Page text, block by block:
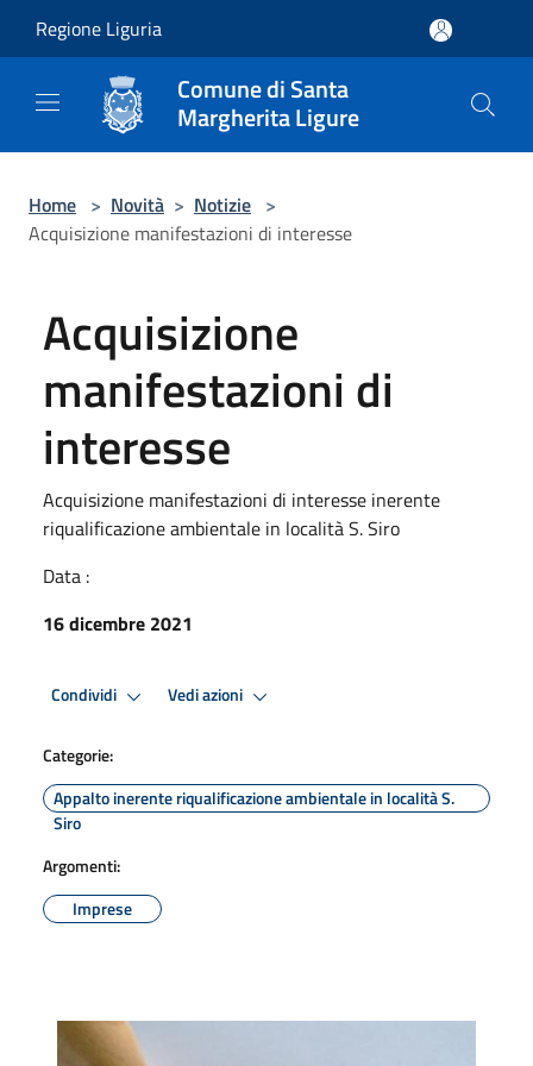
Regione Liguria
Comune di Santa
Margherita Ligure
Home > Novità > Notizie >
Acquisizione manifestazioni di interesse
Acquisizione
manifestazioni di
interesse
Acquisizione manifestazioni di interesse inerente
riqualificazione ambientale in località S. Siro
Data :
16 dicembre 2021
Condividi Vedi azioni
Categorie:
Appalto inerente riqualificazione ambientale in località S.
Siro
Argomenti:
Imprese